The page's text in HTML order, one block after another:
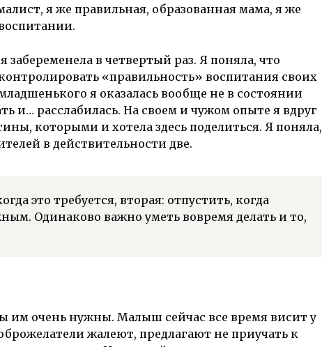
я же правильная, образованная мама, я же
забеременела в четвертый раз. Я поняла, что
«правильность» воспитания своих
я оказалась вообще не в состоянии
и… расслабилась. На своем и чужом опыте я вдруг
которыми и хотела здесь поделиться. Я поняла,
в действительности две.
это требуется, вторая: отпустить, когда
Одинаково важно уметь вовремя делать и то,
им очень нужны. Малыш сейчас все время висит у
жалеют, предлагают не приучать к